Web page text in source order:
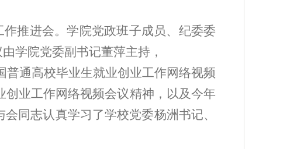
作推进会。学院党政班子成员、 纪委委
学院党委副书记董萍主持，
普通高校毕业生就业创业工作网络视频
创业工作网络视频会议精神 ， 以及今年
会同志认真学习了学校党委杨洲书记、